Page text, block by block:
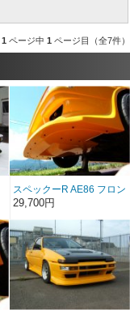
1 ページ中 1 ページ目（全7件）
スペックーR AE86 フロン
トバンパースポイラー
ル
29,700円